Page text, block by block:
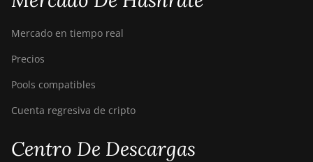
Mercado en tiempo real
Precios
Pools compatibles
Cuenta regresiva de cripto
Centro De Descargas